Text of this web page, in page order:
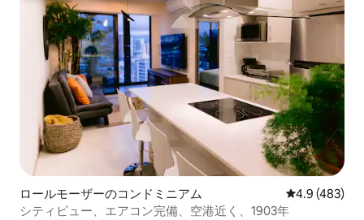
ロールモーザーのコンドミニアム レビュー483
4.9 (483)
シティビュー、エアコン完備、空港近く、1903年